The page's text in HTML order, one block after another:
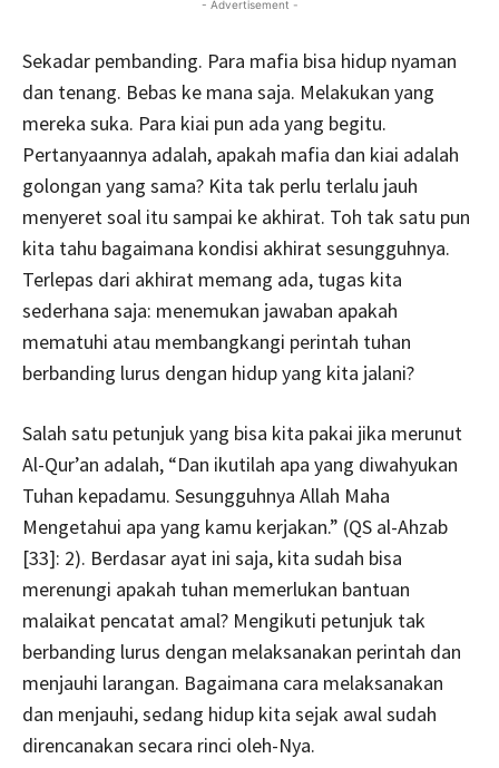
- Advertisement -
Sekadar pembanding. Para mafia bisa hidup nyaman
dan tenang. Bebas ke mana saja. Melakukan yang
mereka suka. Para kiai pun ada yang begitu.
Pertanyaannya adalah, apakah mafia dan kiai adalah
golongan yang sama? Kita tak perlu terlalu jauh
menyeret soal itu sampai ke akhirat. Toh tak satu pun
kita tahu bagaimana kondisi akhirat sesungguhnya.
Terlepas dari akhirat memang ada, tugas kita
sederhana saja: menemukan jawaban apakah
mematuhi atau membangkangi perintah tuhan
berbanding lurus dengan hidup yang kita jalani?
Salah satu petunjuk yang bisa kita pakai jika merunut
Al-Qur’an adalah, “Dan ikutilah apa yang diwahyukan
Tuhan kepadamu. Sesungguhnya Allah Maha
Mengetahui apa yang kamu kerjakan.” (QS al-Ahzab
[33]: 2). Berdasar ayat ini saja, kita sudah bisa
merenungi apakah tuhan memerlukan bantuan
malaikat pencatat amal? Mengikuti petunjuk tak
berbanding lurus dengan melaksanakan perintah dan
menjauhi larangan. Bagaimana cara melaksanakan
dan menjauhi, sedang hidup kita sejak awal sudah
direncanakan secara rinci oleh-Nya.